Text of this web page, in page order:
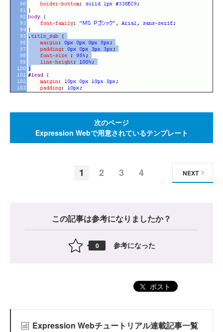
次のページ
Expression Webで用意されているテンプレート
1 2 3 4 NEXT
この記事は参考になりましたか？
0 参考になった
ポスト
Expression Webチュートリアル連載記事一覧